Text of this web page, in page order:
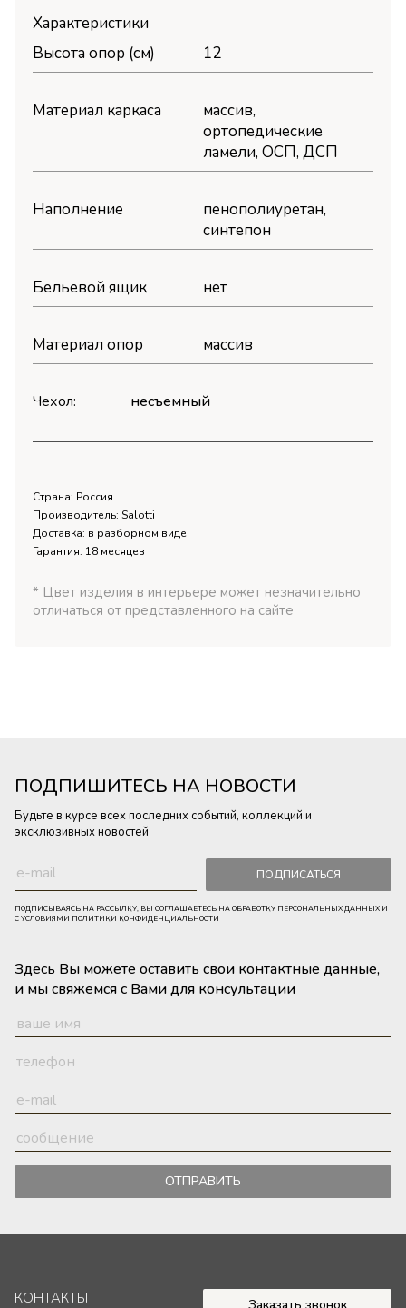
Характеристики
Высота опор (см)
12
Материал каркаса
массив,
ортопедические
ламели, OСП, ДСП
Наполнение
пенополиуретан,
синтепон
Бельевой ящик нет
Материал опор массив
Чехол: несъемный
Страна: Россия
Производитель: Salotti
Доставка: в разборном виде
Гарантия: 18 месяцев
* Цвет изделия в интерьере может незначительно
отличаться от представленного на сайте
ПОДПИШИТЕСЬ НА НОВОСТИ
Будьте в курсе всех последних событий, коллекций и
эксклюзивных новостей
ПОДПИСАТЬСЯ
ПОДПИСЫВАЯСЬ НА РАССЫЛКУ, ВЫ СОГЛАШАЕТЕСЬ НА ОБРАБОТКУ ПЕРСОНАЛЬНЫХ ДАННЫХ И
С УСЛОВИЯМИ ПОЛИТИКИ КОНФИДЕНЦИАЛЬНОСТИ
Здесь Вы можете оставить свои контактные данные,
и мы свяжемся с Вами для консультации
ОТПРАВИТЬ
КОНТАКТЫ